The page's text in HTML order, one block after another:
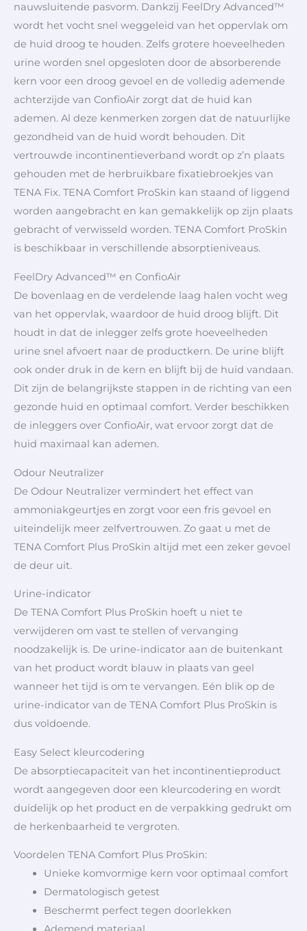
nauwsluitende pasvorm. Dankzij FeelDry Advanced™
wordt het vocht snel weggeleid van het oppervlak om
de huid droog te houden. Zelfs grotere hoeveelheden
urine worden snel opgesloten door de absorberende
kern voor een droog gevoel en de volledig ademende
achterzijde van ConfioAir zorgt dat de huid kan
ademen. Al deze kenmerken zorgen dat de natuurlijke
gezondheid van de huid wordt behouden. Dit
vertrouwde incontinentieverband wordt op z’n plaats
gehouden met de herbruikbare fixatiebroekjes van
TENA Fix. TENA Comfort ProSkin kan staand of liggend
worden aangebracht en kan gemakkelijk op zijn plaats
gebracht of verwisseld worden. TENA Comfort ProSkin
is beschikbaar in verschillende absorptieniveaus.
FeelDry Advanced™ en ConfioAir
De bovenlaag en de verdelende laag halen vocht weg
van het oppervlak, waardoor de huid droog blijft. Dit
houdt in dat de inlegger zelfs grote hoeveelheden
urine snel afvoert naar de productkern. De urine blijft
ook onder druk in de kern en blijft bij de huid vandaan.
Dit zijn de belangrijkste stappen in de richting van een
gezonde huid en optimaal comfort. Verder beschikken
de inleggers over ConfioAir, wat ervoor zorgt dat de
huid maximaal kan ademen.
Odour Neutralizer
De Odour Neutralizer vermindert het effect van
ammoniakgeurtjes en zorgt voor een fris gevoel en
uiteindelijk meer zelfvertrouwen. Zo gaat u met de
TENA Comfort Plus ProSkin altijd met een zeker gevoel
de deur uit.
Urine-indicator
De TENA Comfort Plus ProSkin hoeft u niet te
verwijderen om vast te stellen of vervanging
noodzakelijk is. De urine-indicator aan de buitenkant
van het product wordt blauw in plaats van geel
wanneer het tijd is om te vervangen. Eén blik op de
urine-indicator van de TENA Comfort Plus ProSkin is
dus voldoende.
Easy Select kleurcodering
De absorptiecapaciteit van het incontinentieproduct
wordt aangegeven door een kleurcodering en wordt
duidelijk op het product en de verpakking gedrukt om
de herkenbaarheid te vergroten.
Voordelen TENA Comfort Plus ProSkin:
Unieke komvormige kern voor optimaal comfort
Dermatologisch getest
Beschermt perfect tegen doorlekken